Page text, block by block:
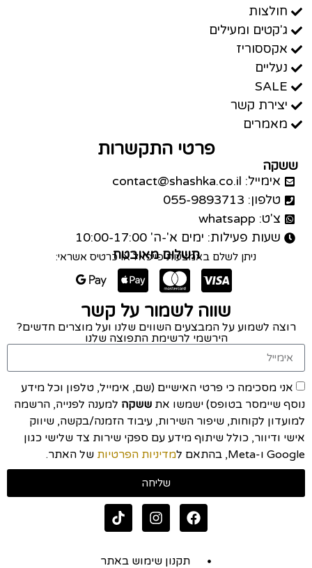
חולצות
ג'קטים ומעילים
אקססוריז
נעליים
SALE
יצירת קשר
מאמרים
פרטי התקשרות
ששקה
אימייל: contact@shashka.co.il
טלפון: 055-9893713
צ'ט: whatsapp
שעות פעילות: ימים א'-ה' 10:00-17:00
תשלום מאובטח
ניתן לשלם באמצעות פייפאל או כרטיס אשראי:
שווה לשמור על קשר
רוצה לשמוע על המבצעים השווים שלנו ועל מוצרים חדשים?
הירשמי לרשימת התפוצה שלנו
אני מסכימה כי פרטי האישיים (שם, אימייל, טלפון וכל מידע
נוסף שיימסר בטופס) ישמשו את ששקה למענה לפנייה, הרשמה
למועדון לקוחות, שיפור השירות, עיבוד הזמנה/בקשה, שיווק
אישי ודיוור, כולל שיתוף מידע עם ספקי שירות צד שלישי כגון
Google ו-Meta, בהתאם ל
מדיניות הפרטיות של האתר.
שליחה
תקנון שימוש באתר